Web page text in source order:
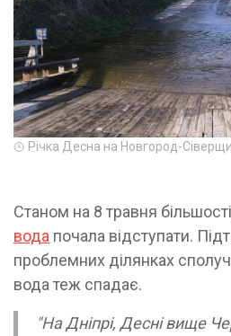
Річка Десна на Новгород-
Станом на 8 травня
вода почала відступати.
проблемних ділянках
вода теж спадає.
"На Дніпрі, Десні вище